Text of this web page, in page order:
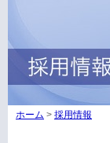
ホーム > 採用情報